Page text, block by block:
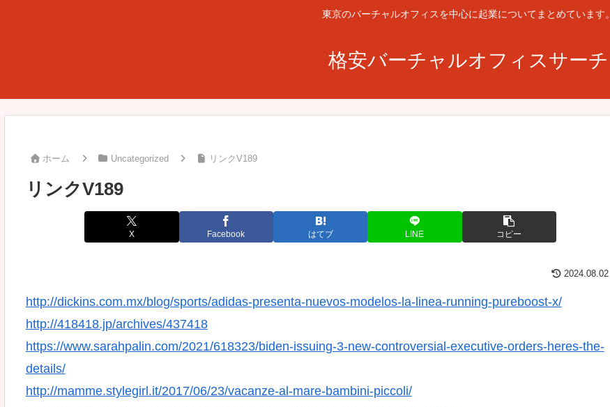
東京のバーチャルオフィスを中心に起業についてまとめています。
格安バーチャルオフィスサーチ
ホーム Uncategorized リンクV189
リンクV189
X Facebook はてブ LINE コピー
2024.08.02
http://dickins.com.mx/blog/sports/adidas-presenta-nuevos-modelos-la-linea-running-pureboost-x/
http://418418.jp/archives/437418
https://www.sarahpalin.com/2021/618323/biden-issuing-3-new-controversial-executive-orders-heres-the-
details/
http://mamme.stylegirl.it/2017/06/23/vacanze-al-mare-bambini-piccoli/